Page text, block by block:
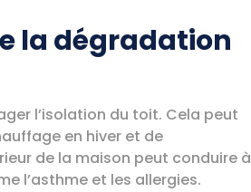
la dégradation
l’isolation du toit. Cela peut
en hiver et de
de la maison peut conduire à
l’asthme et les allergies.